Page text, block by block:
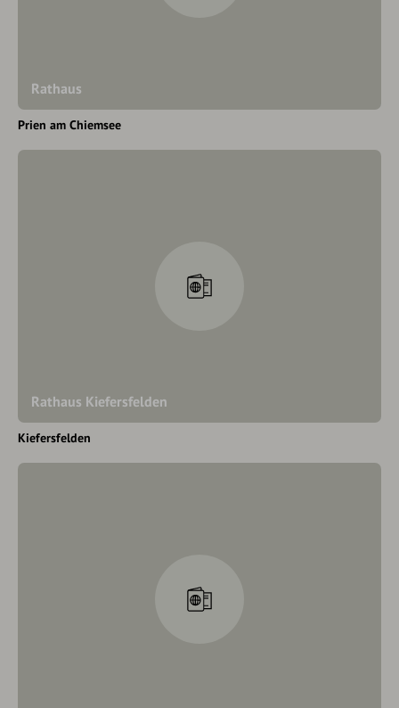
Rathaus
Prien am Chiemsee
Rathaus Kiefersfelden
Kiefersfelden